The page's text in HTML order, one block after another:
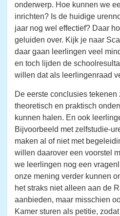
onderwerp. Hoe kunnen we
inrichten? Is de huidige
jaar nog wel effectief? Daar
geluiden over. Kijk je naar
daar gaan leerlingen veel
en toch lijden de
willen dat als leerlingenraad
De eerste conclusies tekenen
theoretisch en praktisch
kunnen halen. En ook
Bijvoorbeeld met zelfstudie-
maken al of niet met
willen daarover een voorstel
we leerlingen nog een
onze mening verder kunnen
het straks niet alleen aan de
aanbieden, maar misschien
Kamer sturen als petitie,